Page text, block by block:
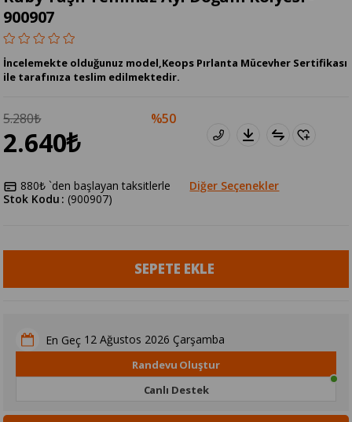
900907
İncelemekte olduğunuz model,Keops Pırlanta Mücevher Sertifikası
ile tarafınıza teslim edilmektedir.
5.280₺
2.640₺
50
880₺ `den başlayan taksitlerle
Diğer Seçenekler
(900907)
Stok Kodu
En Geç 12 Ağustos 2026 Çarşamba
Randevu Oluştur
Canlı Destek